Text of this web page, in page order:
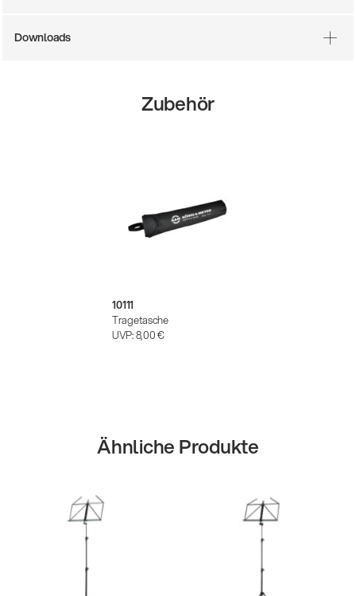
Downloads
Zubehör
10111
Tragetasche
UVP:8,00 €
Ähnliche Produkte